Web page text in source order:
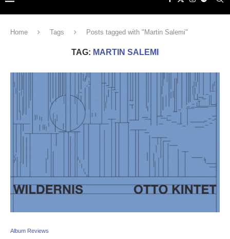
Home Tags Posts tagged with "Martin Salemi"
TAG: MARTIN SALEMI
Album Reviews